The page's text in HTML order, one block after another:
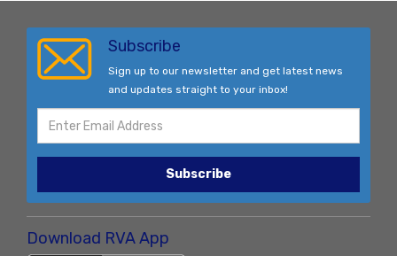
Subscribe
Sign up to our newsletter and get latest news
and updates straight to your inbox!
Subscribe
Download RVA App